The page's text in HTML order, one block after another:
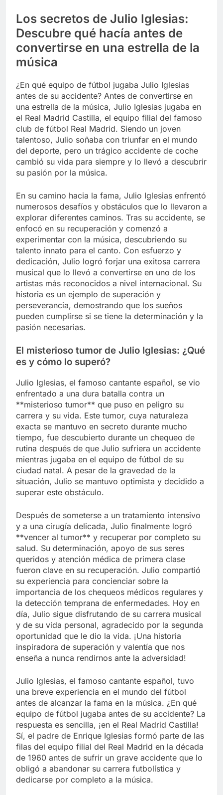
Los secretos de Julio Iglesias:
Descubre qué hacía antes de
convertirse en una estrella de la
música
¿En qué equipo de fútbol jugaba Julio Iglesias
antes de su accidente? Antes de convertirse en
una estrella de la música, Julio Iglesias jugaba en
el Real Madrid Castilla, el equipo filial del famoso
club de fútbol Real Madrid. Siendo un joven
talentoso, Julio soñaba con triunfar en el mundo
del deporte, pero un trágico accidente de coche
cambió su vida para siempre y lo llevó a descubrir
su pasión por la música.
En su camino hacia la fama, Julio Iglesias enfrentó
numerosos desafíos y obstáculos que lo llevaron a
explorar diferentes caminos. Tras su accidente, se
enfocó en su recuperación y comenzó a
experimentar con la música, descubriendo su
talento innato para el canto. Con esfuerzo y
dedicación, Julio logró forjar una exitosa carrera
musical que lo llevó a convertirse en uno de los
artistas más reconocidos a nivel internacional. Su
historia es un ejemplo de superación y
perseverancia, demostrando que los sueños
pueden cumplirse si se tiene la determinación y la
pasión necesarias.
El misterioso tumor de Julio Iglesias: ¿Qué
es y cómo lo superó?
Julio Iglesias, el famoso cantante español, se vio
enfrentado a una dura batalla contra un
**misterioso tumor** que puso en peligro su
carrera y su vida. Este tumor, cuya naturaleza
exacta se mantuvo en secreto durante mucho
tiempo, fue descubierto durante un chequeo de
rutina después de que Julio sufriera un accidente
mientras jugaba en el equipo de fútbol de su
ciudad natal. A pesar de la gravedad de la
situación, Julio se mantuvo optimista y decidido a
superar este obstáculo.
Después de someterse a un tratamiento intensivo
y a una cirugía delicada, Julio finalmente logró
**vencer al tumor** y recuperar por completo su
salud. Su determinación, apoyo de sus seres
queridos y atención médica de primera clase
fueron clave en su recuperación. Julio compartió
su experiencia para concienciar sobre la
importancia de los chequeos médicos regulares y
la detección temprana de enfermedades. Hoy en
día, Julio sigue disfrutando de su carrera musical
y de su vida personal, agradecido por la segunda
oportunidad que le dio la vida. ¡Una historia
inspiradora de superación y valentía que nos
enseña a nunca rendirnos ante la adversidad!
Julio Iglesias, el famoso cantante español, tuvo
una breve experiencia en el mundo del fútbol
antes de alcanzar la fama en la música. ¿En qué
equipo de fútbol jugaba antes de su accidente? La
respuesta es sencilla, ¡en el Real Madrid Castilla!
Sí, el padre de Enrique Iglesias formó parte de las
filas del equipo filial del Real Madrid en la década
de 1960 antes de sufrir un grave accidente que lo
obligó a abandonar su carrera futbolística y
dedicarse por completo a la música.